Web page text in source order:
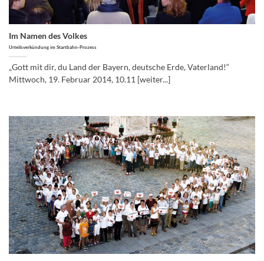
Im Namen des Volkes
Urteilsverkündung im Startbahn-Prozess
„Gott mit dir, du Land der Bayern, deutsche Erde, Vaterland!“
Mittwoch, 19. Februar 2014, 10.11 [weiter...]